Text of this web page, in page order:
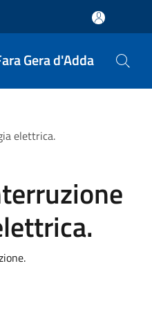
Gera d'Adda
elettrica.